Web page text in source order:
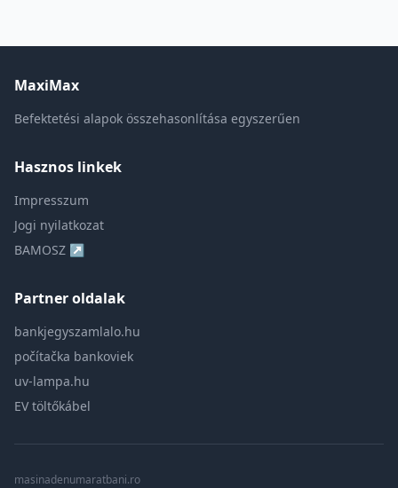
MaxiMax
Befektetési alapok összehasonlítása egyszerűen
Hasznos linkek
Impresszum
Jogi nyilatkozat
BAMOSZ ↗
Partner oldalak
bankjegyszamlalo.hu
počítačka bankoviek
uv-lampa.hu
EV töltőkábel
masinadenumaratbani.ro